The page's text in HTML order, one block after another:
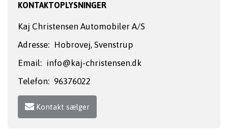
KONTAKTOPLYSNINGER
Kaj Christensen Automobiler A/S
Adresse: Hobrovej, Svenstrup
Email: info@kaj-christensen.dk
Telefon: 96376022
Kontakt sælger